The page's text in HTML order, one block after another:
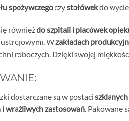
spożywczegoczystołówekdo
równieżdo szpitali i placówek
ustrojowymi. Wzakładach
roboczych. Dzięki swojej
dostarczane są w postaci
i wrażliwych zastosowań. Pakowane